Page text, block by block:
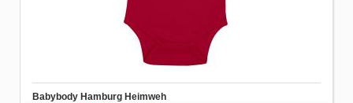
Babybody Hamburg Heimweh